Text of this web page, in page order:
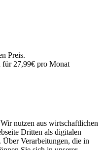
Preis.
für 27,99€ pro Monat
nutzen aus wirtschaftlichen
Dritten als digitalen
Verarbeitungen, die in